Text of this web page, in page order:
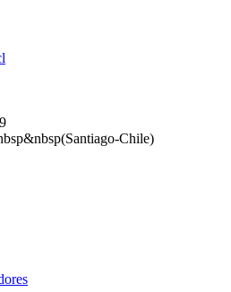
Chile)